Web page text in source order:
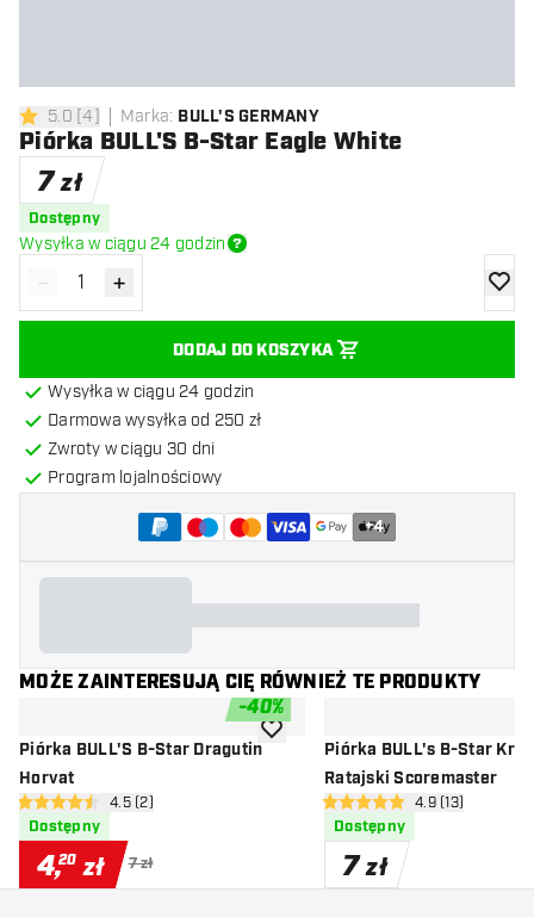
5 gwiazdki oceny
5.0 [4] Marka: BULL'S GERMANY
Piórka BULL'S B-Star Eagle White
7 zł
Dostępny
Wysyłka w ciągu 24 godzin
Zmniejsz ilość
- Zwiększ ilość
+
DODAJ DO KOSZYKA
Wysyłka w ciągu 24 godzin
Darmowa wysyłka od 250 zł
Zwroty w ciągu 30 dni
Program lojalnościowy
+4
MOŻE ZAINTERESUJĄ CIĘ RÓWNIEŻ TE PRODUKTY
-40%
Piórka BULL'S B-Star Dragutin
Horvat
otwórz panel recenzji
4.5 gwiazdki oceny
4.5 (2)
Dostępny
4,20 zł 7 zł
dodaj do listy życzeń
Piórka BULL's B-Star
Ratajski Scoremaster
otwórz panel
4.9 gwiazdki oceny
4.9 (13)
Dostępny
7 zł